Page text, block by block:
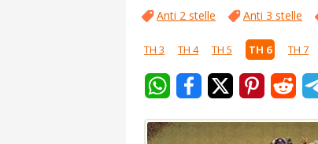
Anti 2 stelle Anti 3 stelle
TH 3 TH 4 TH 5 TH 6 TH 7